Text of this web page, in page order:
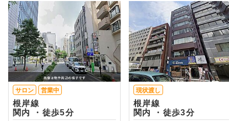
サロン 営業中
根岸線
関内 ・徒歩5分
現状渡し
根岸線
関内 ・徒歩3分